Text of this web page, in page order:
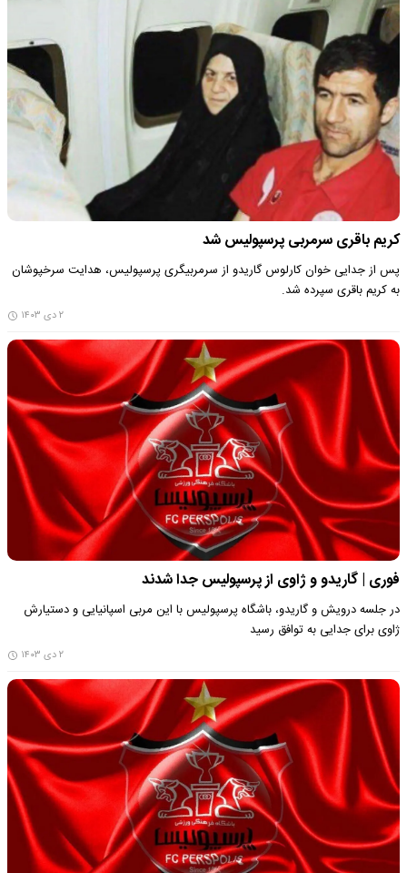
کریم باقری سرمربی پرسپولیس شد
پس از جدایی خوان کارلوس گاریدو از سرمربیگری پرسپولیس، هدایت سرخپوشان
به کریم باقری سپرده شد.
۲ دی ۱۴۰۳
فوری | گاریدو و ژاوی از پرسپولیس جدا شدند
در جلسه درویش و گاریدو، باشگاه پرسپولیس با این مربی اسپانیایی و دستیارش
ژاوی برای جدایی به توافق رسید
۲ دی ۱۴۰۳